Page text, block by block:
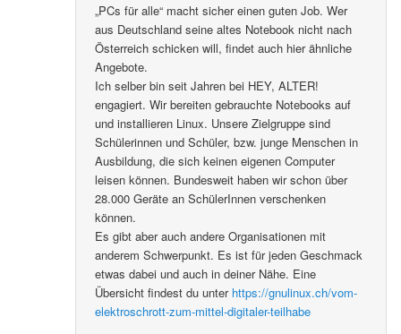
„PCs für alle“ macht sicher einen guten Job. Wer
aus Deutschland seine altes Notebook nicht nach
Österreich schicken will, findet auch hier ähnliche
Angebote.
Ich selber bin seit Jahren bei HEY, ALTER!
engagiert. Wir bereiten gebrauchte Notebooks auf
und installieren Linux. Unsere Zielgruppe sind
Schülerinnen und Schüler, bzw. junge Menschen in
Ausbildung, die sich keinen eigenen Computer
leisen können. Bundesweit haben wir schon über
28.000 Geräte an SchülerInnen verschenken
können.
Es gibt aber auch andere Organisationen mit
anderem Schwerpunkt. Es ist für jeden Geschmack
etwas dabei und auch in deiner Nähe. Eine
Übersicht findest du unter https://gnulinux.ch/vom-
elektroschrott-zum-mittel-digitaler-teilhabe